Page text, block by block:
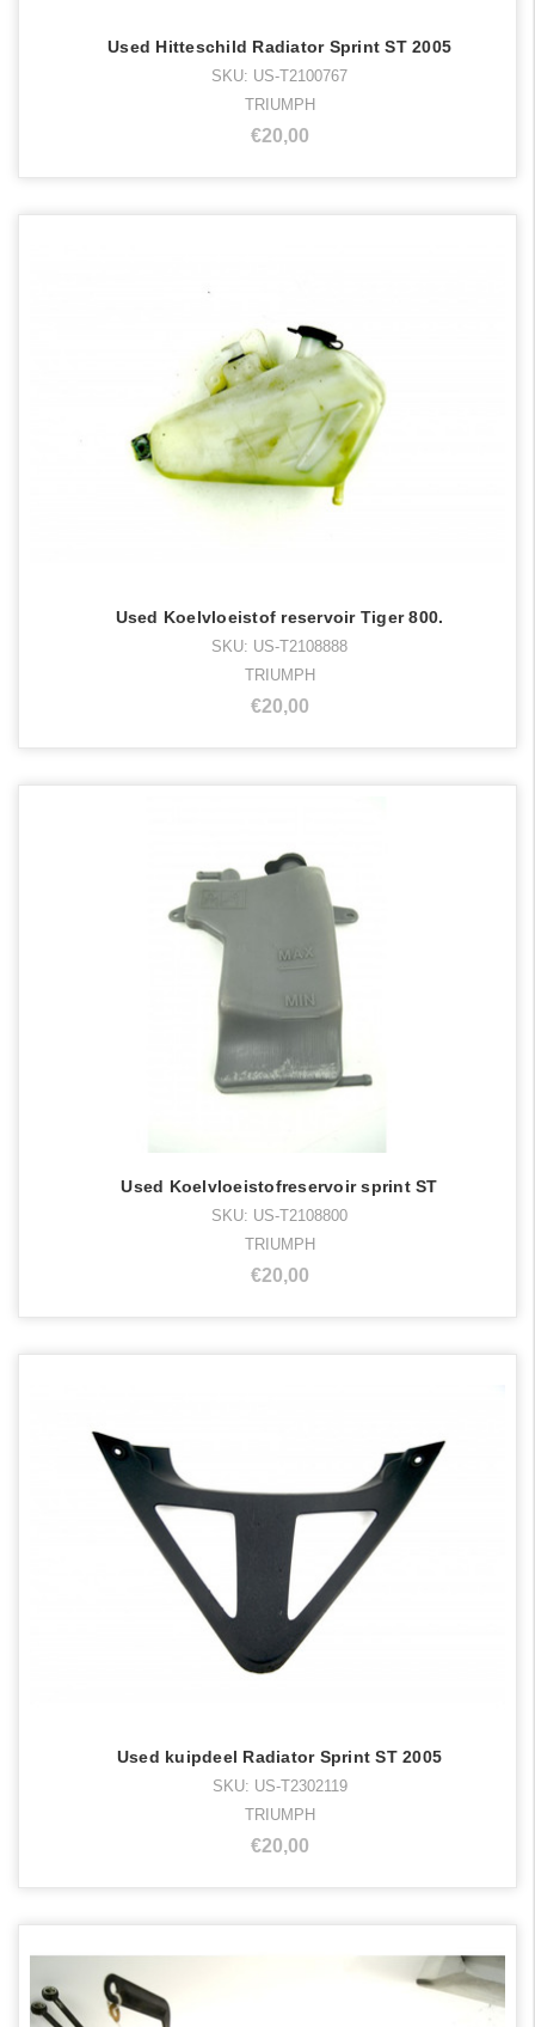
Used Hitteschild Radiator Sprint ST 2005
SKU: US-T2100767
TRIUMPH
€20,00
Used Koelvloeistof reservoir Tiger 800.
SKU: US-T2108888
TRIUMPH
€20,00
Used Koelvloeistofreservoir sprint ST
SKU: US-T2108800
TRIUMPH
€20,00
Used kuipdeel Radiator Sprint ST 2005
SKU: US-T2302119
TRIUMPH
€20,00